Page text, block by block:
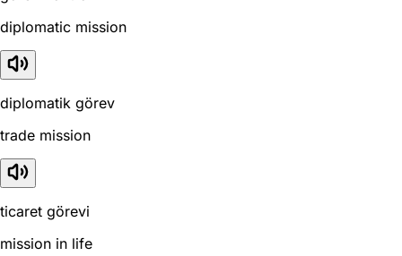
diplomatic mission
diplomatik görev
trade mission
ticaret görevi
mission in life